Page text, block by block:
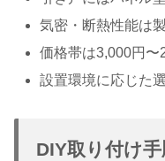
気密・断熱性能は
価格帯は3,000円〜
設置環境に応じた
DIY取り付け